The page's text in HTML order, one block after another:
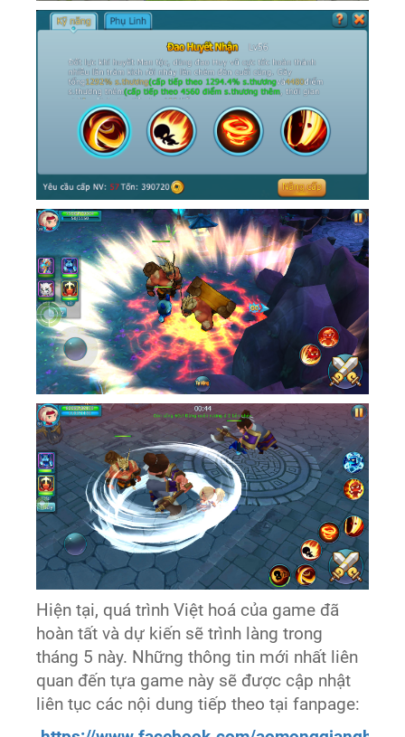
Hiện tại, quá trình Việt hoá của game đã
hoàn tất và dự kiến sẽ trình làng trong
tháng 5 này. Những thông tin mới nhất liên
quan đến tựa game này sẽ được cập nhật
liên tục các nội dung tiếp theo tại fanpage: